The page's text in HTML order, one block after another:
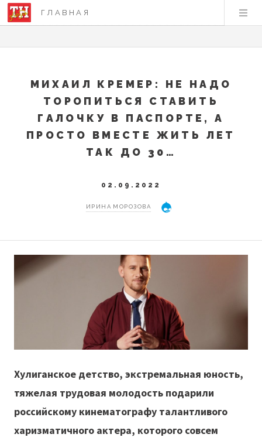
ГЛАВНАЯ
МИХАИЛ КРЕМЕР: НЕ НАДО
ТОРОПИТЬСЯ СТАВИТЬ
ГАЛОЧКУ В ПАСПОРТЕ, А
ПРОСТО ВМЕСТЕ ЖИТЬ ЛЕТ
ТАК ДО 30…
02.09.2022
ИРИНА МОРОЗОВА
Хулиганское детство, экстремальная юность,
тяжелая трудовая молодость подарили
российскому кинематографу талантливого
харизматичного актера, которого совсем